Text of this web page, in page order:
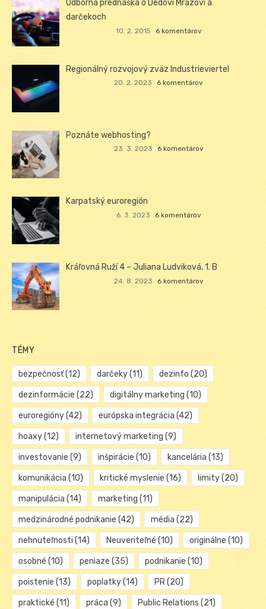
Odborná prednáška o Dedovi Mrázovi a
darčekoch
10. 2. 2015 6 komentárov
Regionálný rozvojový zväz Industrieviertel
20. 2. 2023 6 komentárov
Poznáte webhosting?
23. 3. 2023 6 komentárov
Karpatský euroregión
6. 3. 2023 6 komentárov
Kráľovná Ruží 4 – Juliana Ludviková, 1. B
24. 8. 2023 6 komentárov
TÉMY
bezpečnosť(12) darčeky(11) dezinfo (20)
dezinformácie (22) digitálny marketing (10)
euroregióny(42) európska integrácia (42)
hoaxy(12) internetový marketing (9)
investovanie (9) inšpirácie (10) kancelária (13)
komunikácia (10) kritické myslenie (16) limity(20)
manipulácia (14) marketing (11)
medzinárodné podnikanie (42) média (22)
nehnuteľnosti (14) Neuveriteľné (10) originálne (10)
osobné (10) peniaze (35) podnikanie (10)
poistenie (13) poplatky(14) PR(20)
praktické (11) práca (9) Public Relations (21)